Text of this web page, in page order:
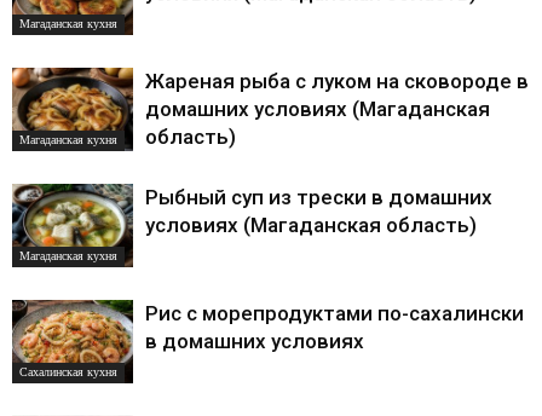
Магаданская кухня
Магаданская кухня
Жареная рыба с луком на сковороде в
домашних условиях (Магаданская
область)
Магаданская кухня
Рыбный суп из трески в домашних
условиях (Магаданская область)
Сахалинская кухня
Рис с морепродуктами по-сахалински
в домашних условиях